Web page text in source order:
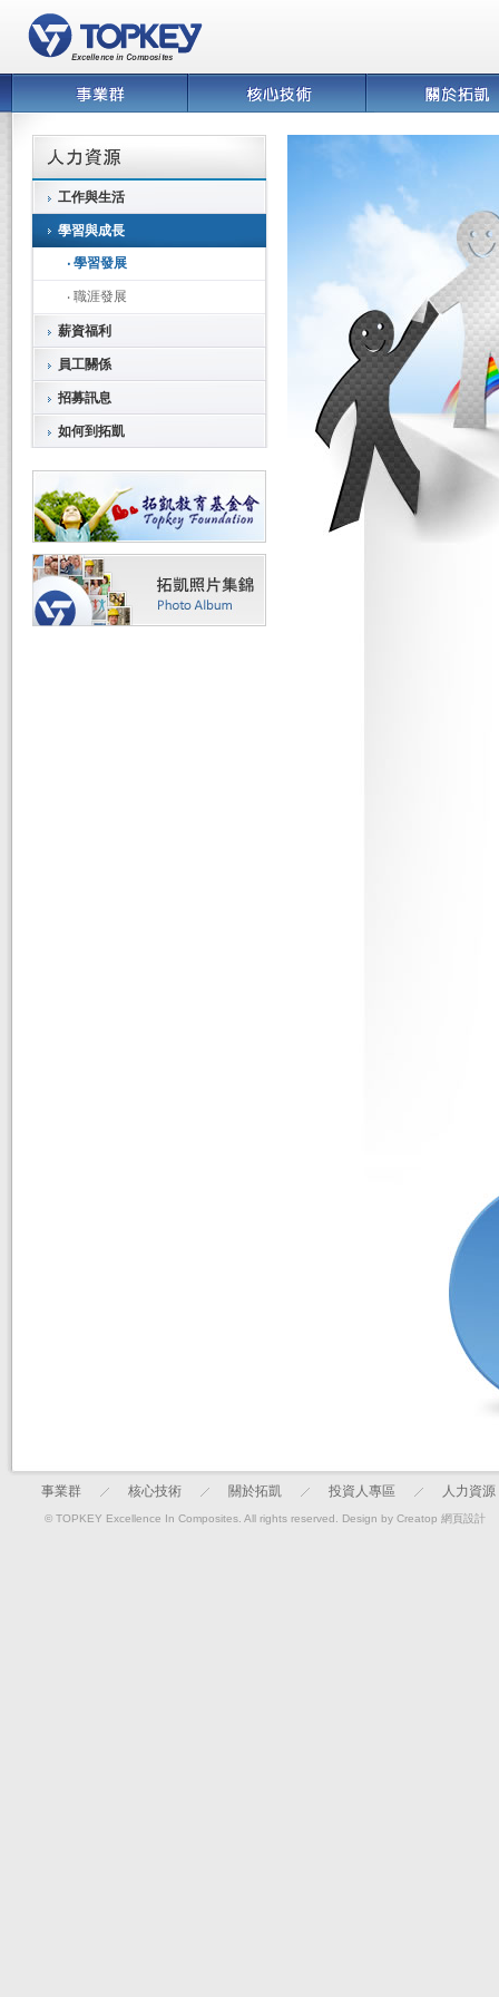
工作與生活
學習與成長
‧ 學習發展
‧ 職涯發展
薪資福利
員工關係
招募訊息
如何到拓凱
事業群 核心技術 關於拓凱 投資人專區 人力資源
© TOPKEY Excellence In Composites. All rights reserved. Design by Creatop 網頁設計